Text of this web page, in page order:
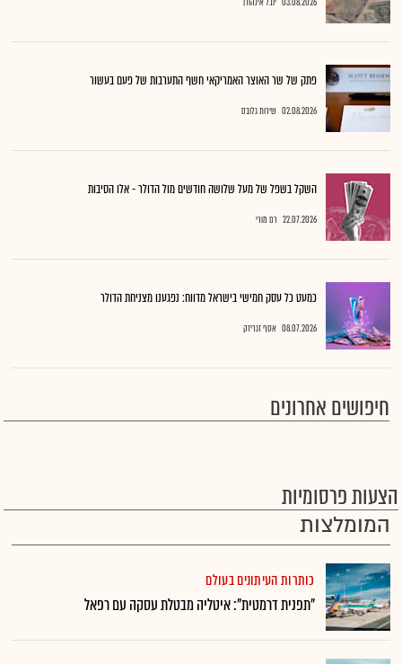
03.08.2026 יובל אינהורן
פתק של שר האוצר האמריקאי חשף התערבות של פעם בעשור
02.08.2026 שירות גלובס
השקל בשפל של מעל שלושה חודשים מול הדולר - אלו הסיבות
22.07.2026 רם מורי
כמעט כל עסק חמישי בישראל מדווח: נפגענו מצניחת הדולר
08.07.2026 אסף זגריזק
חיפושים אחרונים
הצעות פרסומיות
המומלצות
כותרות העיתונים בעולם
"תפנית דרמטית": איטליה מבטלת עסקה עם רפאל